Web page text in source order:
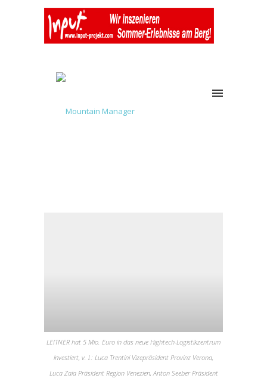
LEITNER hat 5 Mio. Euro in das neue Hightech-Logistikzentrum
investiert, v. l.: Luca Trentini Vizepräsident Provinz Verona,
Luca Zaia Präsident Region Venezien, Anton Seeber Präsident